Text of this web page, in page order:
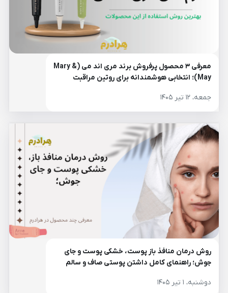
معرفی ۳ محصول پرفروش برند مری اند می (Mary &
May)؛ انتخابی هوشمندانه برای روتین مراقبت
جمعه، ۱۲ تیر ۱۴۰۵
روش درمان منافذ باز پوست، خشکی پوست و جای
جوش؛ راهنمای کامل داشتن پوستی صاف و سالم
دوشنبه، ۱ تیر ۱۴۰۵